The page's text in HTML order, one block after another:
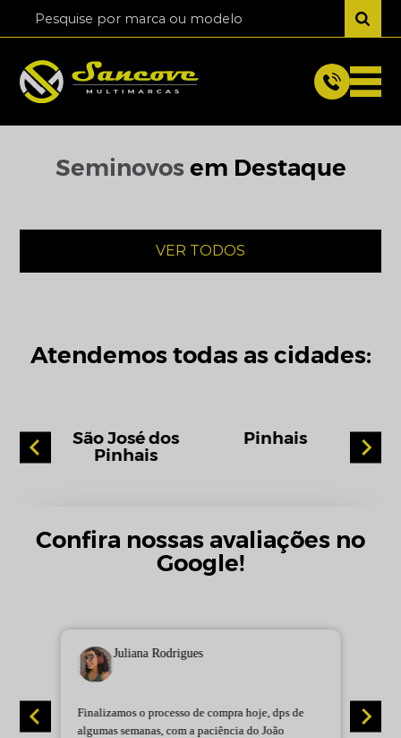
Seminovos em Destaque
VER TODOS
Atendemos todas as cidades:
São José dos
Pinhais
Pinhais
Confira nossas avaliações no
Google!
Juliana Rodrigues
Finalizamos o processo de compra hoje, dps de
algumas semanas, com a paciência do João